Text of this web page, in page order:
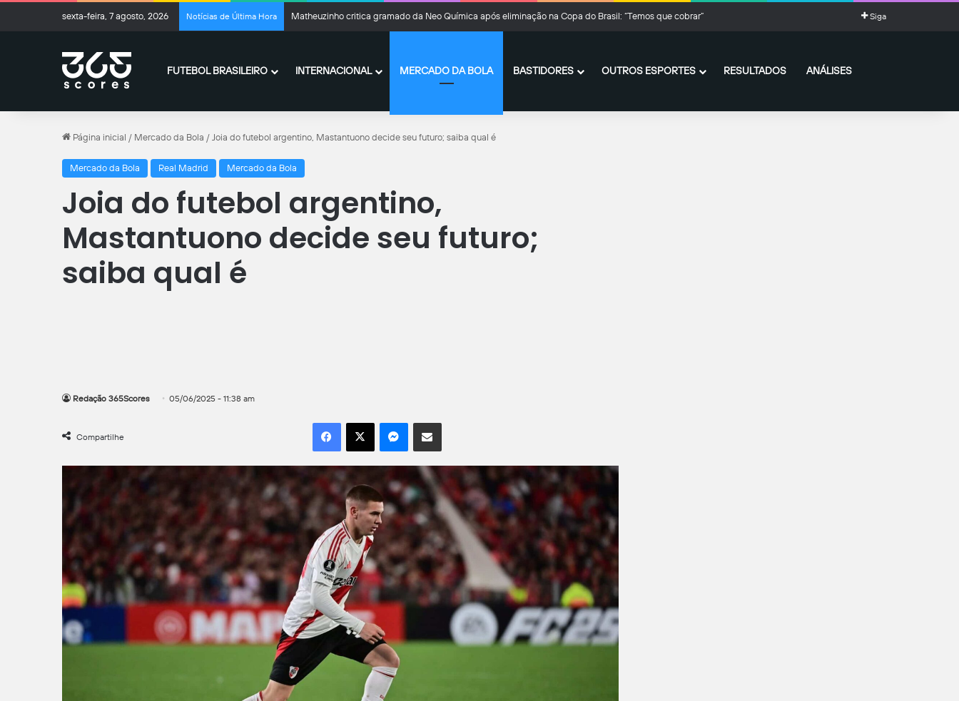
sexta-feira, 7 agosto, 2026 Notícias de Última Hora Matheuzinho critica gramado da Neo Química após eliminação na Copa do Brasil: “Temos que cobrar” Siga
FUTEBOL BRASILEIRO INTERNACIONAL MERCADO DA BOLA BASTIDORES OUTROS ESPORTES RESULTADOS ANÁLISES
Página inicial / Mercado da Bola / Joia do futebol argentino, Mastantuono decide seu futuro; saiba qual é
Mercado da Bola Real Madrid Mercado da Bola
Joia do futebol argentino,
Mastantuono decide seu futuro;
saiba qual é
Redação 365Scores 05/06/2025 - 11:38 am
Compartilhe
Facebook
X MessengerCompartilhar por e-mail